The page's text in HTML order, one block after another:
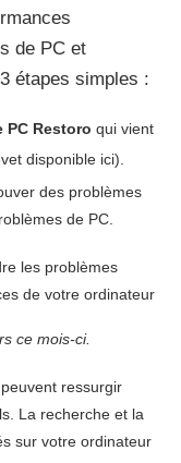
de PC et
étapes simples :
PC Restoro qui vient
disponible ici).
des problèmes
de PC.
les problèmes
de votre ordinateur
ce mois-ci.
ressurgir
La recherche et la
sur votre ordinateur